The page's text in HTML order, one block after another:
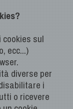
sul
ecc...)
diverse per
i
o ricevere